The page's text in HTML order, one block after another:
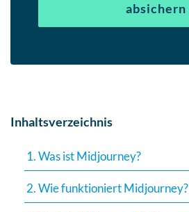
absichern
Inhaltsverzeichnis
1. Was ist Midjourney?
2. Wie funktioniert Midjourney?